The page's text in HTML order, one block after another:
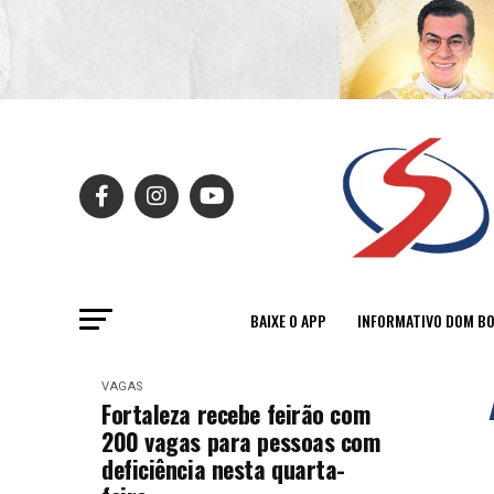
BAIXE O APP INFORMATIVO DOM
VAGAS
Fortaleza recebe feirão com
200 vagas para pessoas com
deficiência nesta quarta-